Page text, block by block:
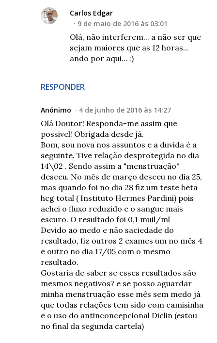
RESPONDER
Carlos Edgar
9 de maio de 2016 às 03:01
Olá, não interferem... a não ser que
sejam maiores que as 12 horas...
ando por aqui... :)
Anónimo 4 de junho de 2016 às 14:27
Olá Doutor! Responda-me assim que
possivel! Obrigada desde já.
Bom, sou nova nos assuntos e a duvida é a
seguinte. Tive relação desprotegida no dia
14\02 . Sendo assim a "menstruação"
desceu. No mês de março desceu no dia 25,
mas quando foi no dia 28 fiz um teste beta
hcg total ( Instituto Hermes Pardini) pois
achei o fluxo reduzido e o sangue mais
escuro. O resultado foi 0,1 muil/ml
Devido ao medo e não saciedade do
resultado, fiz outros 2 exames um no mês 4
e outro no dia 17/05 com o mesmo
resultado.
Gostaria de saber se esses resultados são
mesmos negativos? e se posso aguardar
minha menstruação esse mês sem medo já
que todas relações tem sido com camisinha
e o uso do antinconcepcional Diclin (estou
no final da segunda cartela)